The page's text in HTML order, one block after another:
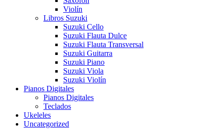
Violín
Libros Suzuki
Suzuki Cello
Suzuki Flauta Dulce
Suzuki Flauta Transversal
Suzuki Guitarra
Suzuki Piano
Suzuki Viola
Suzuki Violín
Pianos Digitales
Pianos Digitales
Teclados
Ukeleles
Uncategorized